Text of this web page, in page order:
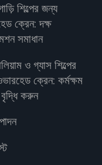
শিল্পের জন্য
ক্রেন: দক্ষ
সমাধান
ও গ্যাস শিল্পের
ক্রেন: কর্মক্ষম
বৃদ্ধি করুন